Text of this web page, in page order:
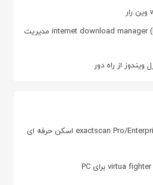
دانلود internet download manager (IDM) 6.42.61 Retail مدیریت
دانلود exactscan Pro/Enterprise 23.12.30 اسکن حرفه ای